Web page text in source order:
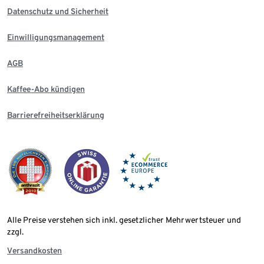
Datenschutz und Sicherheit
Einwilligungsmanagement
AGB
Kaffee-Abo kündigen
Barrierefreiheitserklärung
Alle Preise verstehen sich inkl. gesetzlicher Mehrwertsteuer und
zzgl.
Versandkosten